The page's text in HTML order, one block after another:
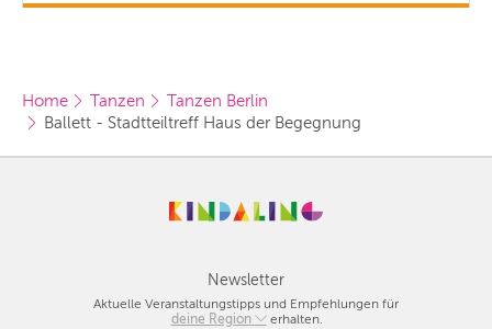
Home Tanzen
Tanzen Berlin
Ballett - Stadtteiltreff Haus der Begegnung
Newsletter
Aktuelle Veranstaltungstipps und Empfehlungen für
deine Region
Berlin
erhalten.